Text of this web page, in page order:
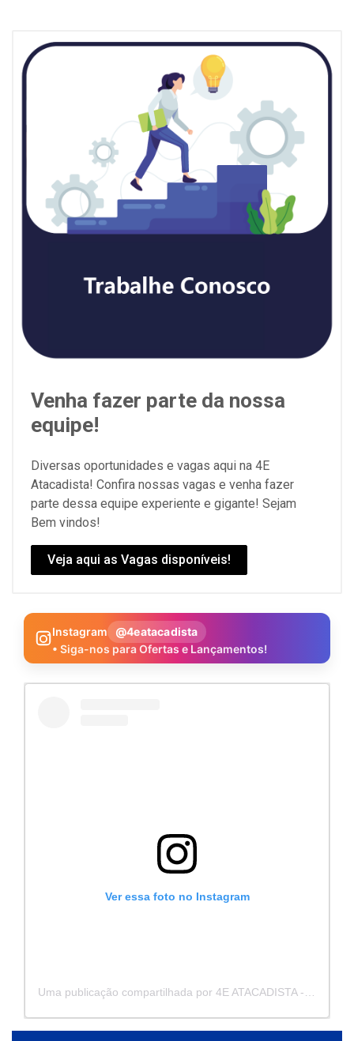
Venha fazer parte da nossa
equipe!
Diversas oportunidades e vagas aqui na 4E
Atacadista! Confira nossas vagas e venha fazer
parte dessa equipe experiente e gigante! Sejam
Bem vindos!
Veja aqui as Vagas disponíveis!
Instagram
@4eatacadista
• Siga-nos para Ofertas e Lançamentos!
Ver essa foto no Instagram